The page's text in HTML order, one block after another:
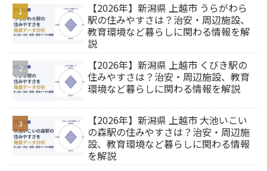
【2026年】新潟県 上越市 うらがわら
駅の住みやすさは？治安・周辺施設、
教育環境など暮らしに関わる情報を解
説
【2026年】新潟県 上越市 くびき駅の
住みやすさは？治安・周辺施設、教育
環境など暮らしに関わる情報を解説
【2026年】新潟県 上越市 大池いこい
の森駅の住みやすさは？治安・周辺施
設、教育環境など暮らしに関わる情報
を解説